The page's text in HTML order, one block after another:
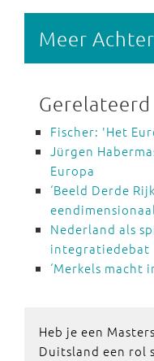
Meer
Gerelateerd
Fischer: 'Het
Jürgen
Europa
‘Beeld Derde
Nederland als
integratiedebat
‘Merkels macht
Heb je een
Duitsland een rol